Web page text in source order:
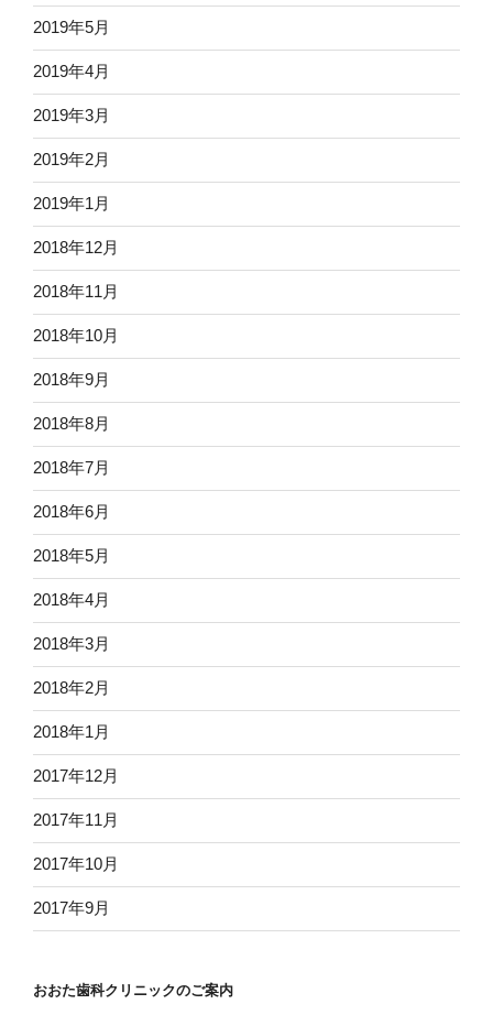
2019年5月
2019年4月
2019年3月
2019年2月
2019年1月
2018年12月
2018年11月
2018年10月
2018年9月
2018年8月
2018年7月
2018年6月
2018年5月
2018年4月
2018年3月
2018年2月
2018年1月
2017年12月
2017年11月
2017年10月
2017年9月
おおた歯科クリニックのご案内